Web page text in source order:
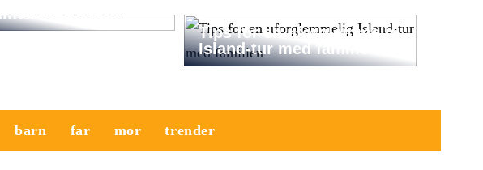
til barna
Tips for en uforglemmelig
Island-tur med familien
barn far mor trender